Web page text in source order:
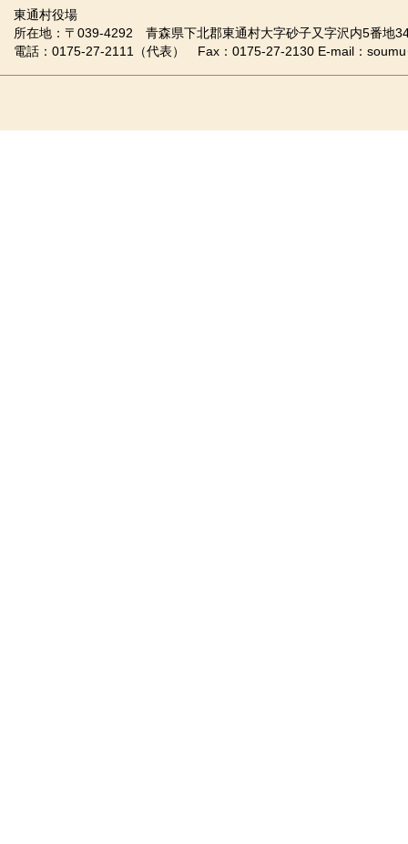
東通村役場
所在地：〒039-4292 青森県下北郡東通村大字砂子又字沢内5番地
電話：0175-27-2111（代表） Fax：0175-27-2130 E-mail：